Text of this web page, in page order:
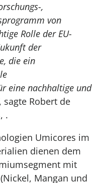
,
von
Rolle der EU-
der
die ein
eine nachhaltige und
sagte Robert de
.
Umicores im
dienen dem
mit
Mangan und